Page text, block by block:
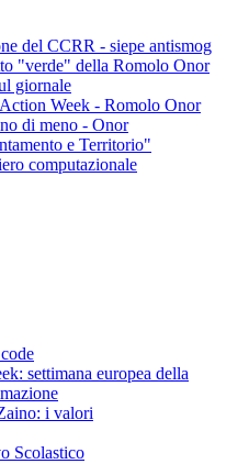
del CCRR - siepe antismog
"verde" della Romolo Onor
giornale
Week - Romolo Onor
di meno - Onor
e Territorio"
computazionale
settimana europea della
i valori
Scolastico